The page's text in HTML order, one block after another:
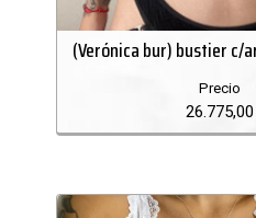
(Verónica bur) bustier c/
Precio
26.775,00